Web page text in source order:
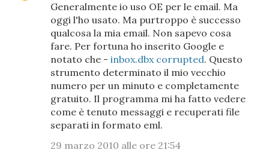
Generalmente io uso OE per le email. Ma
oggi l'ho usato. Ma purtroppo è successo
qualcosa la mia email. Non sapevo cosa
fare. Per fortuna ho inserito Google e
notato che - inbox.dbx corrupted. Questo
strumento determinato il mio vecchio
numero per un minuto e completamente
gratuito. Il programma mi ha fatto vedere
come è tenuto messaggi e recuperati file
separati in formato eml.
29 marzo 2010 alle ore 21:54